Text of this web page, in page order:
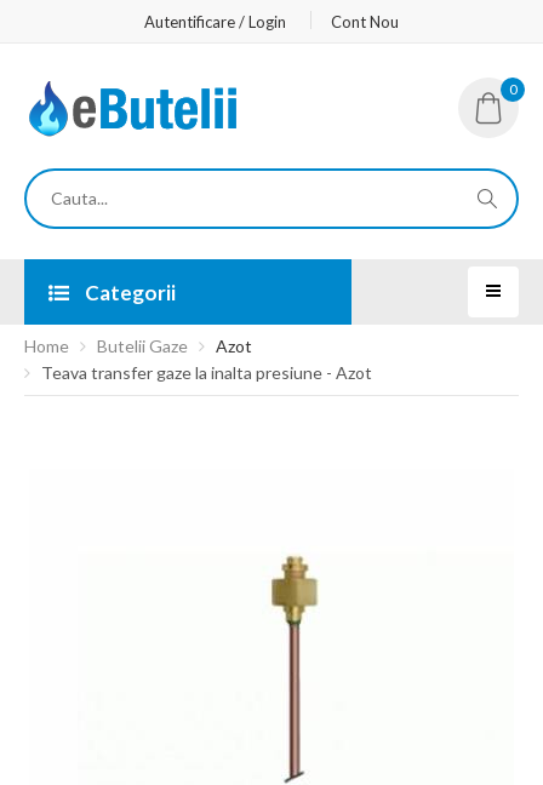
Autentificare / Login Cont Nou
0
Categorii
Home Butelii Gaze
Azot
Teava transfer gaze la inalta presiune - Azot